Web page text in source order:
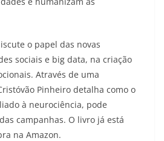
o papel das novas
sociais e big data, na criação
Através de uma
Pinheiro detalha como o
à neurociência, pode
campanhas. O livro já está
na Amazon.